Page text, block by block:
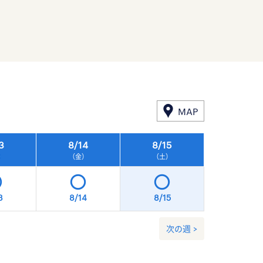
MAP
8/14
（金）
8/15
（土）
8/14 8/15
次の週 >